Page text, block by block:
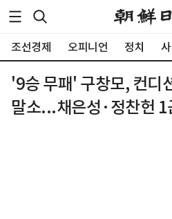
조선경제 오피니언 정치
'9승 무패' 구창모, 컨디
말소...채은성·정찬헌 1